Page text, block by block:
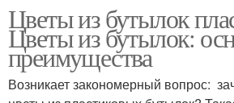
Цветы из бутылок
Цветы из бутылок:
преимущества
Возникает закономерный вопрос: